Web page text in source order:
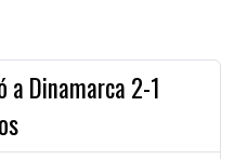
a Dinamarca 2-1